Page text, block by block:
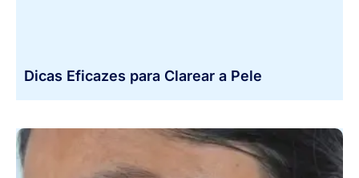
Dicas Eficazes para Clarear a Pele